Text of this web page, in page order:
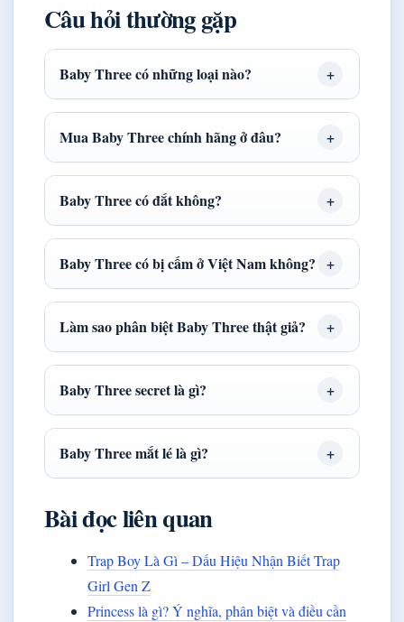
Câu hỏi thường gặp
Baby Three có những loại nào?
Mua Baby Three chính hãng ở đâu?
Baby Three có đắt không?
Baby Three có bị cấm ở Việt Nam không?
Làm sao phân biệt Baby Three thật giả?
Baby Three secret là gì?
Baby Three mắt lé là gì?
Bài đọc liên quan
Trap Boy Là Gì – Dấu Hiệu Nhận Biết Trap
Girl Gen Z
Princess là gì? Ý nghĩa, phân biệt và điều cần